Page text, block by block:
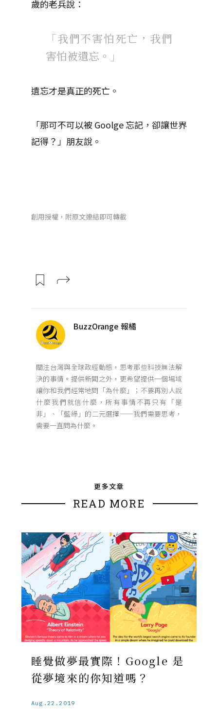
歲的老兵說：
「我們不害怕死亡，我們
害怕被遺忘。」
遺忘才是真正的死亡。
「那可不可以被 Goolge 忘記，卻讓世界
記得？」朋友說。
創用授權，附原文連結即可轉載
BuzzOrange 報橘
關注台灣與全球政經動態，思考那些科技無法解
決的事情。提供新聞之外，更希望提供一個場域
讓你和我們經常地問「為什麼」；不要再別人說
什麼我們就信什麼，所有事情不再只有「是
非」、「藍綠」的二元選擇——我們需要思考，
需要一直問為什麼。
更多文章
READ MORE
睡覺做夢最實際！Google 是
從夢境來的你知道嗎？
Aug.22.2019